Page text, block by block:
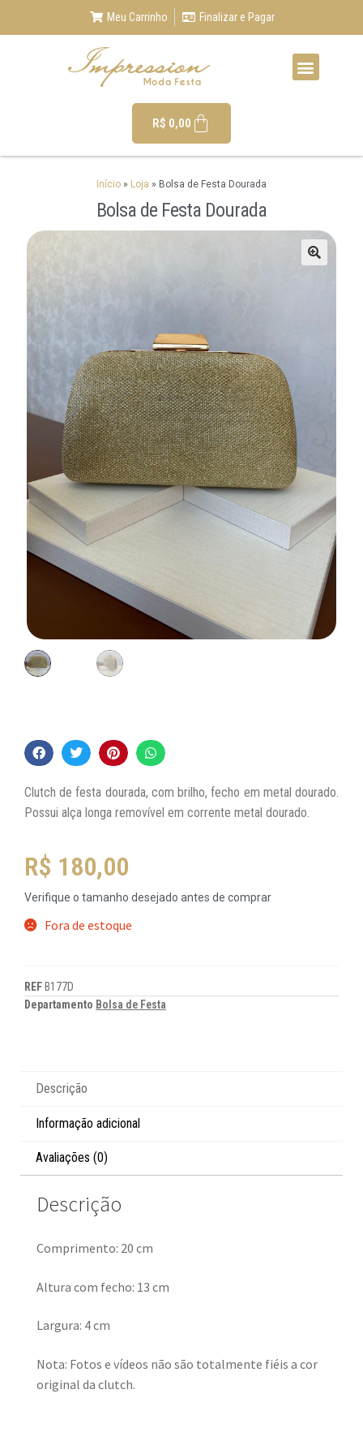
Meu Carrinho Finalizar e Pagar
R$ 0,00
Início » Loja » Bolsa de Festa Dourada
Bolsa de Festa Dourada
Clutch de festa dourada, com brilho, fecho em metal dourado.
Possui alça longa removível em corrente metal dourado.
R$ 180,00
Verifique o tamanho desejado antes de comprar
Fora de estoque
REF B177D
Departamento Bolsa de Festa
Descrição
Informação adicional
Avaliações (0)
Descrição
Comprimento: 20 cm
Altura com fecho: 13 cm
Largura: 4 cm
Nota: Fotos e vídeos não são totalmente fiéis a cor
original da clutch.